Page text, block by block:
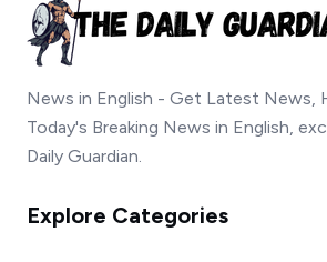
News in English - Get Latest News,
Today's Breaking News in English,
Daily Guardian.
Explore Categories